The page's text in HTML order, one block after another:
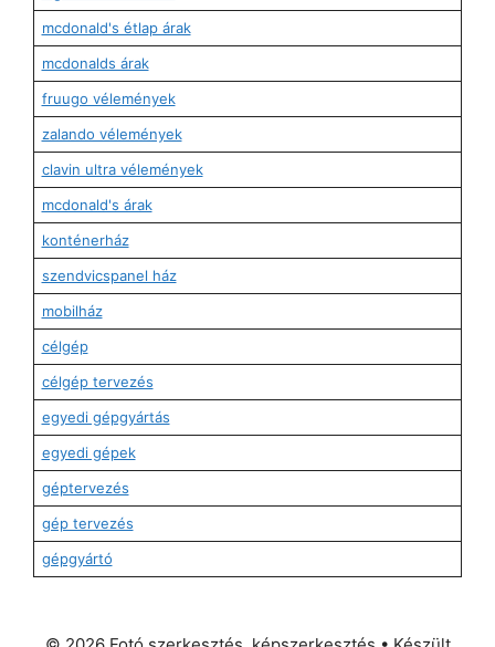
mcdonald's étlap árak
mcdonalds árak
fruugo vélemények
zalando vélemények
clavin ultra vélemények
mcdonald's árak
konténerház
szendvicspanel ház
mobilház
célgép
célgép tervezés
egyedi gépgyártás
egyedi gépek
géptervezés
gép tervezés
gépgyártó